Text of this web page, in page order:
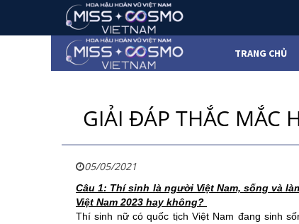
TRANG CHỦ
GIẢI ĐÁP THẮC MẮC
05/05/2021
Câu 1: Thí sinh là người Việt Nam, sống và
Việt Nam 2023 hay không?
Thí sinh nữ có quốc tịch Việt Nam đang sinh